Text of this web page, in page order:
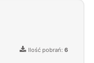
Ilość pobrań: 6